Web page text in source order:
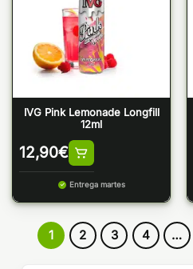
IVG Pink Lemonade Longfill
12ml
12,90€
Entrega martes
1 2 3 4 …